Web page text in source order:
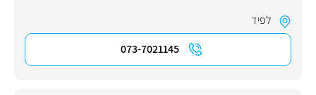
לפיד
073-7021145